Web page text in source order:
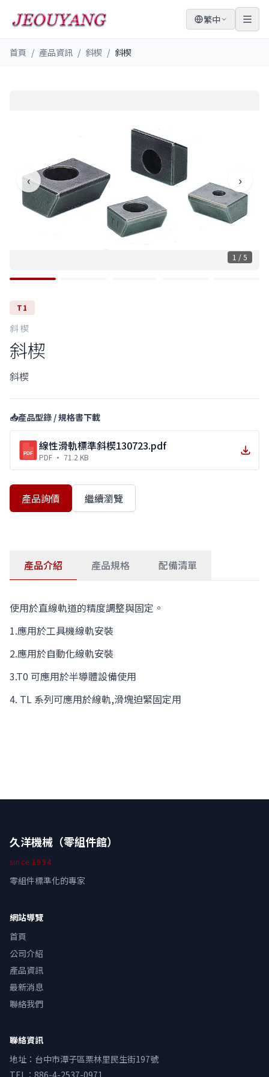
繁中
首頁 / 產品資訊 / 斜楔 / 斜楔
‹ ›
1 /5
T1
斜楔
斜楔
斜楔
📥產品型錄 / 規格書下載
PDF
線性滑軌標準斜楔130723.pdf
PDF · 71.2 KB
產品詢價 繼續瀏覽
產品介紹 產品規格 配備清單
使用於直線軌道的精度調整與固定。
1.應用於工具機線軌安裝
2.應用於自動化線軌安裝
3.T0 可應用於半導體設備使用
4. TL 系列可應用於線軌,滑塊迫緊固定用
久洋機械（零組件館）
since 1994
零組件標準化的專家
網站導覽
首頁
公司介紹
產品資訊
最新消息
聯絡我們
聯絡資訊
地址 ： 台中市潭子區栗林里民生街197號